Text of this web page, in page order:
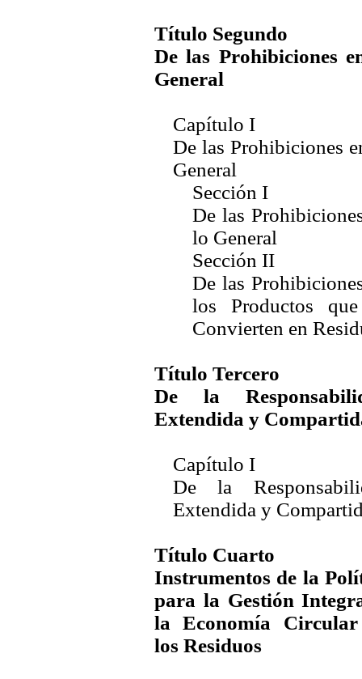
Título Segundo
De las Prohibiciones
General
Capítulo I
De las Prohibiciones
General
Sección I
De las
lo General
Sección II
De las
los Productos
Convierten en
Título Tercero
De la
Extendida y
Capítulo I
De la
Extendida y
Título Cuarto
Instrumentos de la
para la Gestión
la Economía
los Residuos